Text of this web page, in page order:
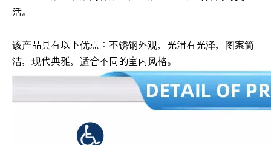
活。
该产品具有以下优点：不锈钢外观，光滑有光泽，图案简
洁，现代典雅，适合不同的室内风格。